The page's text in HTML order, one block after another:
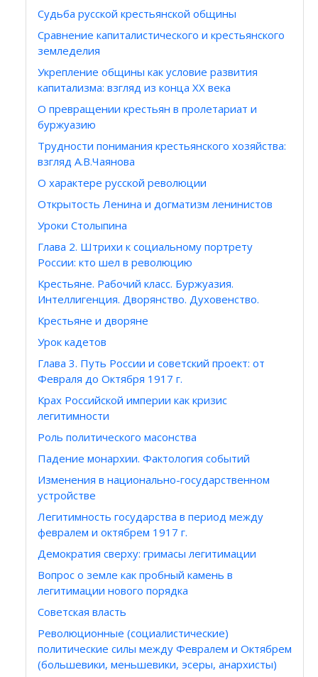
Судьба русской крестьянской общины
Сравнение капиталистического и крестьянского
земледелия
Укрепление общины как условие развития
капитализма: взгляд из конца ХХ века
О превращении крестьян в пролетариат и
буржуазию
Трудности понимания крестьянского хозяйства:
взгляд А.В.Чаянова
О характере русской революции
Открытость Ленина и догматизм ленинистов
Уроки Столыпина
Глава 2. Штрихи к социальному портрету
России: кто шел в революцию
Крестьяне. Рабочий класс. Буржуазия.
Интеллигенция. Дворянство. Духовенство.
Крестьяне и дворяне
Урок кадетов
Глава 3. Путь России и советский проект: от
Февраля до Октября 1917 г.
Крах Российской империи как кризис
легитимности
Роль политического масонства
Падение монархии. Фактология событий
Изменения в национально-государственном
устройстве
Легитимность государства в период между
февралем и октябрем 1917 г.
Демократия сверху: гримасы легитимации
Вопрос о земле как пробный камень в
легитимации нового порядка
Советская власть
Революционные (социалистические)
политические силы между Февралем и Октябрем
(большевики, меньшевики, эсеры, анархисты)